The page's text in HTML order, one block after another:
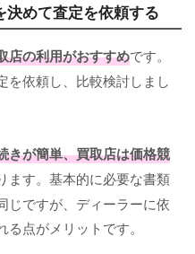
めて査定を依頼する
店の利用がおすすめです。
を依頼し、比較検討しまし
きが簡単、買取店は価格競
ます。基本的に必要な書類
じですが、ディーラーに依
点がメリットです。